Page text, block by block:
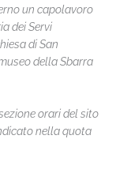
un capolavoro
dei Servi
di San
della Sbarra
orari del sito
nella quota